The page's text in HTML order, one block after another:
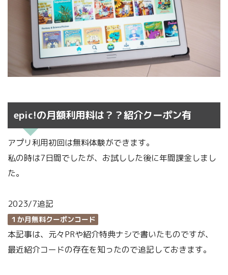
epic!の月額利用料は？？紹介クーポン有
アプリ利用初回は無料体験ができます。
私の時は7日間でしたが、お試しした後に年間課金しまし
た。
2023/7追記
１か月無料クーポンコード
本記事は、元々PRや紹介特典ナシで書いたものですが、
最近紹介コードの存在を知ったので追記しておきます。